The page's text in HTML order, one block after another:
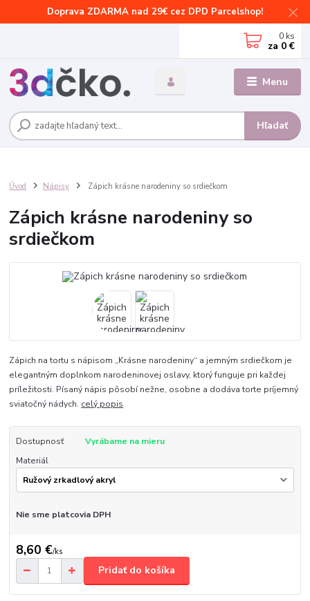
Doprava ZDARMA nad 29€ cez DPD Parcelshop!
Menu
Hľadať
0 ks
za 0 €
Úvod Nápisy Zápich krásne narodeniny so srdiečkom
Zápich krásne narodeniny so
srdiečkom
Zápich na tortu s nápisom „Krásne narodeniny“ a jemným srdiečkom je
elegantným doplnkom narodeninovej oslavy, ktorý funguje pri každej
príležitosti. Písaný nápis pôsobí nežne, osobne a dodáva torte príjemný
sviatočný nádych. celý popis
Dostupnosť
Vyrábame na mieru
Materiál
Nie sme platcovia DPH
8,60 €/ks
Pridať do košíka